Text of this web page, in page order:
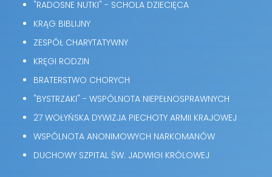
"RADOSNE NUTKI" - SCHOLA DZIECIĘCA
KRĄG BIBLIJNY
ZESPÓŁ CHARYTATYWNY
KRĘGI RODZIN
BRATERSTWO CHORYCH
"BYSTRZAKI" - WSPÓLNOTA NIEPEŁNOSPRAWNYCH
27 WOŁYŃSKA DYWIZJA PIECHOTY ARMII KRAJOWEJ
WSPÓLNOTA ANONIMOWYCH NARKOMANÓW
DUCHOWY SZPITAL ŚW. JADWIGI KRÓLOWEJ